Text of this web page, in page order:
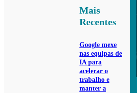
Mais
Recentes
Google mexe
nas equipas de
IA para
acelerar o
trabalho e
manter a